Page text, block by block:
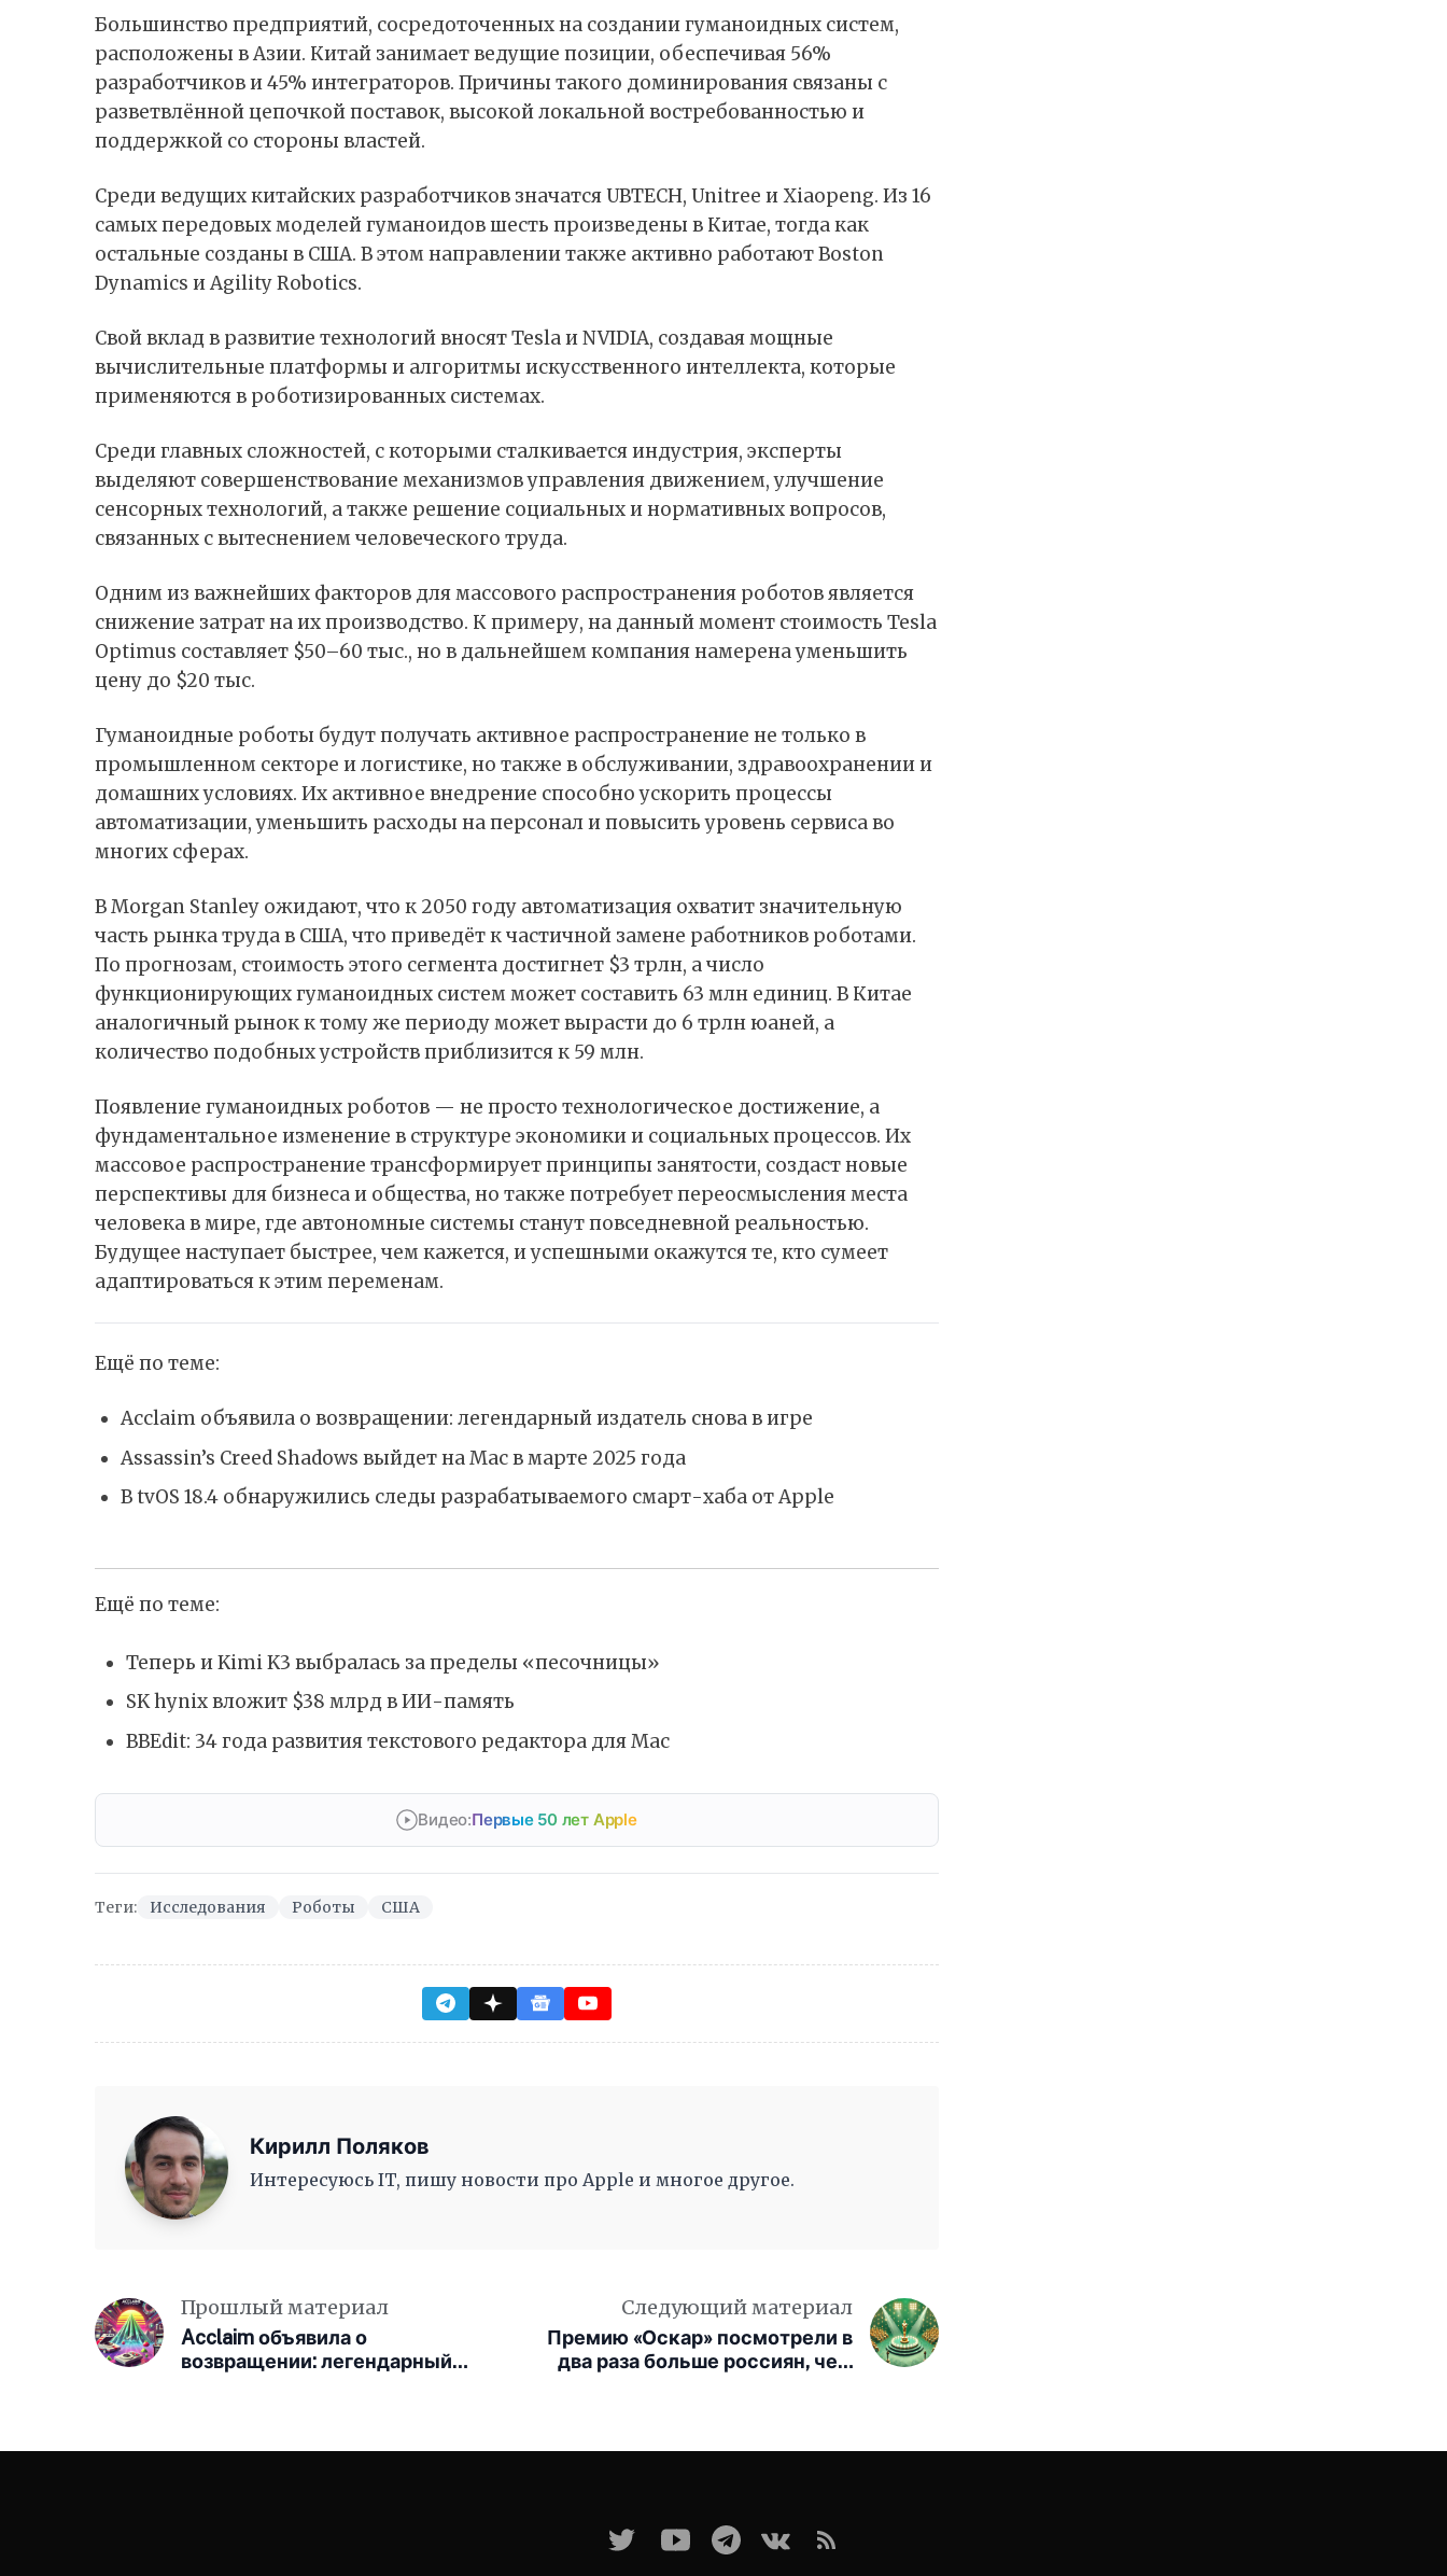
Большинство предприятий, сосредоточенных на создании гуманоидных систем,
расположены в Азии. Китай занимает ведущие позиции, обеспечивая 56%
разработчиков и 45% интеграторов. Причины такого доминирования связаны с
разветвлённой цепочкой поставок, высокой локальной востребованностью и
поддержкой со стороны властей.
Среди ведущих китайских разработчиков значатся UBTECH, Unitree и Xiaopeng. Из 16
самых передовых моделей гуманоидов шесть произведены в Китае, тогда как
остальные созданы в США. В этом направлении также активно работают Boston
Dynamics и Agility Robotics.
Свой вклад в развитие технологий вносятTeslaиNVIDIA, создавая мощные
вычислительные платформы и алгоритмы искусственного интеллекта, которые
применяются в роботизированных системах.
Среди главных сложностей, с которыми сталкивается индустрия, эксперты
выделяют совершенствование механизмов управления движением, улучшение
сенсорных технологий, а также решение социальных и нормативных вопросов,
связанных с вытеснением человеческого труда.
Одним из важнейших факторов для массового распространения роботовявляется
снижение затрат на их производство. К примеру, на данный момент стоимость Tesla
Optimus составляет $50–60 тыс., но в дальнейшем компания намерена уменьшить
цену до $20 тыс.
Гуманоидные роботы будут получать активное распространение не только в
промышленном секторе и логистике, но также в обслуживании, здравоохранении и
домашних условиях. Их активное внедрение способно ускорить процессы
автоматизации, уменьшить расходы на персонал и повысить уровень сервиса во
многих сферах.
В Morgan Stanley ожидают, что к 2050 году автоматизация охватит значительную
часть рынка труда в США, что приведёт к частичной замене работников роботами.
По прогнозам, стоимость этого сегмента достигнет $3 трлн, а число
функционирующих гуманоидных систем может составить 63 млн единиц. В Китае
аналогичный рынок к тому же периоду может вырасти до 6 трлн юаней, а
количество подобных устройств приблизится к 59 млн.
Появление гуманоидных роботов — не просто технологическое достижение, а
фундаментальное изменение в структуре экономики и социальных процессов. Их
массовое распространение трансформирует принципы занятости, создаст новые
перспективы для бизнеса и общества, но также потребует переосмысления места
человека в мире, где автономные системы станут повседневной реальностью.
Будущее наступает быстрее, чем кажется, и успешными окажутся те, кто сумеет
адаптироваться к этим переменам.
Ещё по теме:
Acclaim объявила о возвращении: легендарный издатель снова в игре
Assassin’s Creed Shadows выйдет на Mac в марте 2025 года
В tvOS 18.4 обнаружились следы разрабатываемого смарт-хаба от Apple
Ещё по теме:
Теперь и Kimi K3 выбралась за пределы «песочницы»
SK hynix вложит $38 млрд в ИИ-память
BBEdit: 34 года развития текстового редактора для Mac
Видео:Первые 50 лет Apple
Теги: Исследования Роботы США
Кирилл Поляков
Интересуюсь IT, пишу новости про Apple и многое другое.
Прошлый материал
Acclaim объявила о
возвращении: легендарный
Следующий материал
Премию «Оскар» посмотрели в
два раза больше россиян, чем